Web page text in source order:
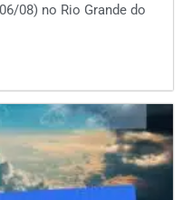
08) no Rio Grande do